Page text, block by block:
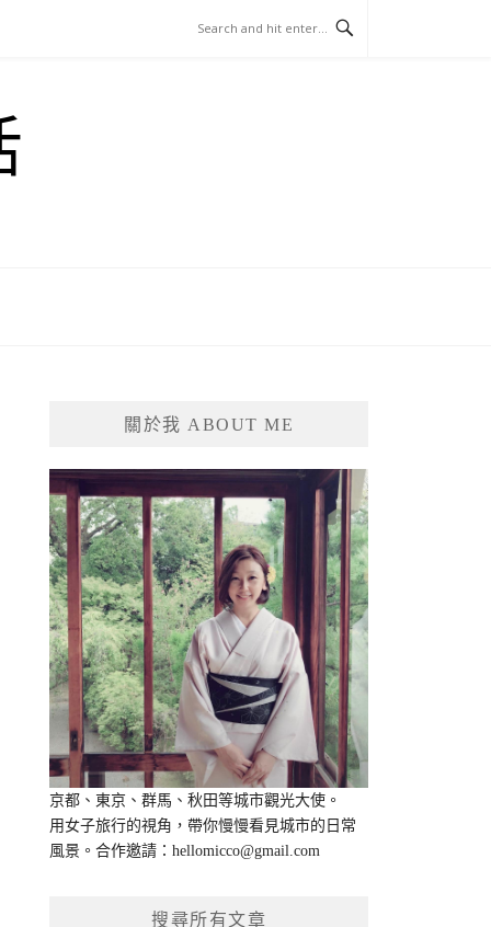
關於我 ABOUT ME
京都、東京、群馬、秋田等城市觀光大使。
用女子旅行的視角，帶你慢慢看見城市的日常
風景。合作邀請：hellomicco@gmail.com
搜尋所有文章